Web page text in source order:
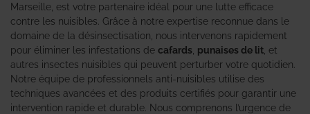
Marseille, est votre partenaire idéal pour une lutte efficace
contre les nuisibles. Grâce à notre expertise reconnue dans le
domaine de la désinsectisation, nous intervenons rapidement
pour éliminer les infestations de cafards punaises de lit , et
autres insectes nuisibles qui peuvent perturber votre quotidien.
Notre équipe de professionnels anti-nuisibles utilise des
techniques avancées et des produits certifiés pour garantir une
intervention rapide et durable. Nous comprenons l’urgence de